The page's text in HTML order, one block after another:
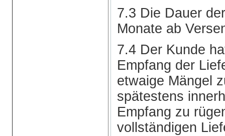
7.3 Die Dauer
Monate ab
7.4 Der Kunde
Empfang der
etwaige Mängel
spätestens
Empfang zu
vollständigen